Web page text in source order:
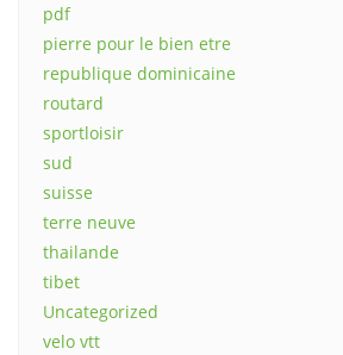
pdf
pierre pour le bien etre
republique dominicaine
routard
sportloisir
sud
suisse
terre neuve
thailande
tibet
Uncategorized
velo vtt